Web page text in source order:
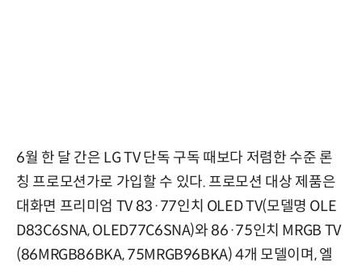
6월 한 달 간은 LG TV 단독 구독 때보다 저렴한 수준 론
칭 프로모션가로 가입할 수 있다. 프로모션 대상 제품은
대화면 프리미엄 TV 83·77인치 OLED TV(모델명 OLE
D83C6SNA, OLED77C6SNA)와 86·75인치 MRGB TV
(86MRGB86BKA, 75MRGB96BKA) 4개 모델이며, 엘